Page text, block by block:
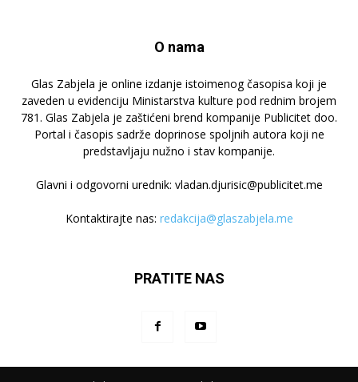
O nama
Glas Zabjela je online izdanje istoimenog časopisa koji je
zaveden u evidenciju Ministarstva kulture pod rednim brojem
781. Glas Zabjela je zaštićeni brend kompanije Publicitet doo.
Portal i časopis sadrže doprinose spoljnih autora koji ne
predstavljaju nužno i stav kompanije.
Glavni i odgovorni urednik: vladan.djurisic@publicitet.me
Kontaktirajte nas: redakcija@glaszabjela.me
PRATITE NAS